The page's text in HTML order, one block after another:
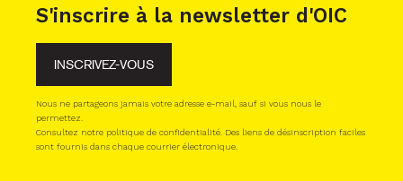
S'inscrire à la newsletter d'OIC
INSCRIVEZ-VOUS
Nous ne partageons jamais votre adresse e-mail, sauf si vous nous le
permettez.
Consultez notre politique de confidentialité. Des liens de désinscription faciles
sont fournis dans chaque courrier électronique.